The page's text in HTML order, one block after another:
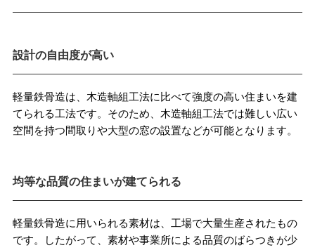
設計の自由度が高い
軽量鉄骨造は、木造軸組工法に比べて強度の高い住まいを建
てられる工法です。そのため、木造軸組工法では難しい広い
空間を持つ間取りや大型の窓の設置などが可能となります。
均等な品質の住まいが建てられる
軽量鉄骨造に用いられる素材は、工場で大量生産されたもの
です。したがって、素材や事業所による品質のばらつきが少